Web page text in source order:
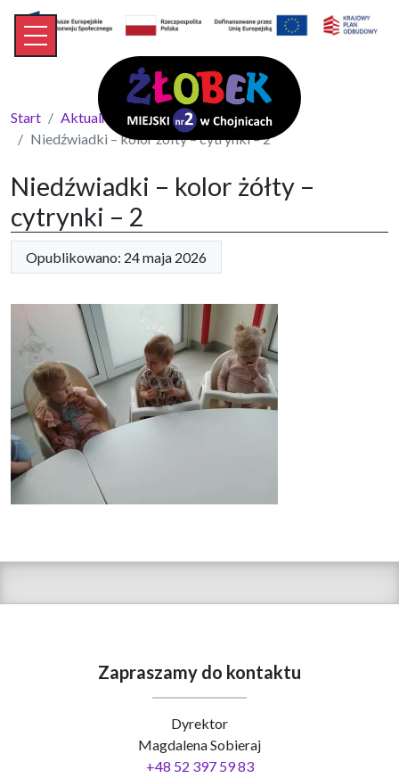
Start
Aktualności
Niedźwiadki – kolor żółty – cytrynki – 2
Niedźwiadki – kolor żółty –
cytrynki – 2
Opublikowano: 24 maja 2026
Zapraszamy do kontaktu
Dyrektor
Magdalena Sobieraj
+48 52 397 59 83